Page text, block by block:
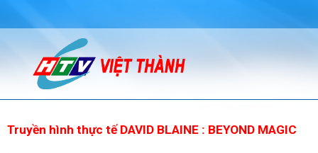
Truyền hình thực tế DAVID BLAINE : BEYOND MAGIC